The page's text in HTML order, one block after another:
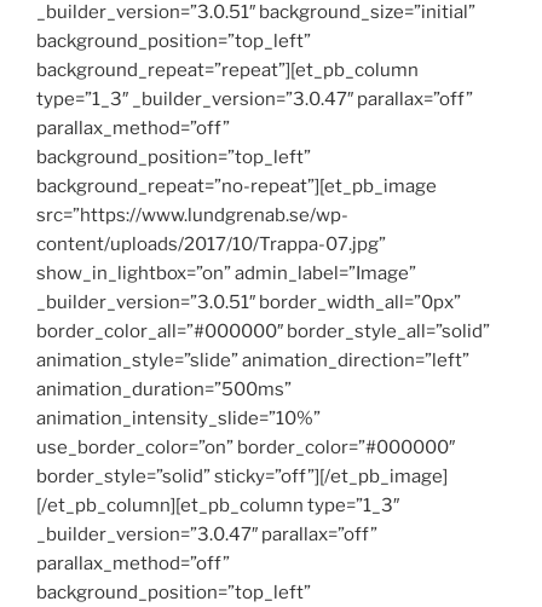
_builder_version=”3.0.51″ background_size=”initial”
background_position=”top_left”
background_repeat=”repeat”][et_pb_column
type=”1_3″ _builder_version=”3.0.47″ parallax=”off”
parallax_method=”off”
background_position=”top_left”
background_repeat=”no-repeat”][et_pb_image
src=”https://www.lundgrenab.se/wp-
content/uploads/2017/10/Trappa-07.jpg”
show_in_lightbox=”on” admin_label=”Image”
_builder_version=”3.0.51″ border_width_all=”0px”
border_color_all=”#000000″ border_style_all=”solid”
animation_style=”slide” animation_direction=”left”
animation_duration=”500ms”
animation_intensity_slide=”10%”
use_border_color=”on” border_color=”#000000″
border_style=”solid” sticky=”off”][/et_pb_image]
[/et_pb_column][et_pb_column type=”1_3″
_builder_version=”3.0.47″ parallax=”off”
parallax_method=”off”
background_position=”top_left”